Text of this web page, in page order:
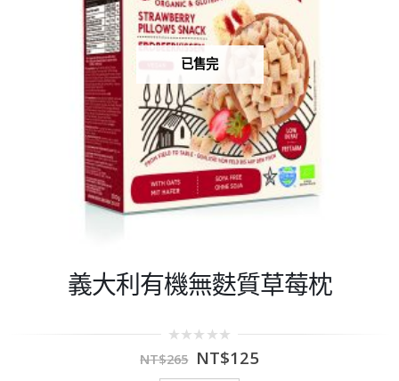
已售完
義大利有機無麩質草莓枕
out
NT$265 NT$125